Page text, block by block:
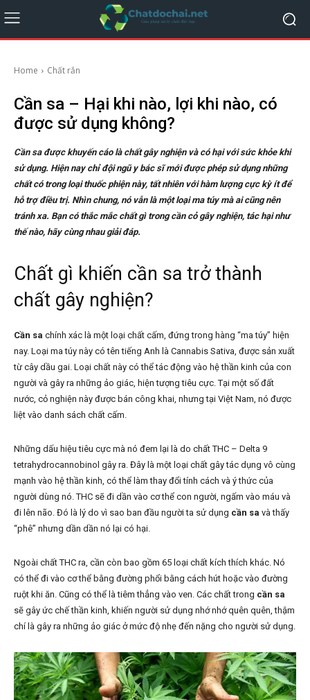
Home Chất rắn
Cần sa – Hại khi nào, lợi khi nào, có
được sử dụng không?
Cần sa được khuyến cáo là chất gây nghiện và có hại với sức khỏe khi
sử dụng. Hiện nay chỉ đội ngũ y bác sĩ mới được phép sử dụng những
chất có trong loại thuốc phiện này, tất nhiên với hàm lượng cực kỳ ít để
hỗ trợ điều trị. Nhìn chung, nó vẫn là một loại ma túy mà ai cũng nên
tránh xa. Bạn có thắc mắc chất gì trong cần cỏ gây nghiện, tác hại như
thế nào, hãy cùng nhau giải đáp.
Chất gì khiến cần sa trở thành
chất gây nghiện?
Cần sa chính xác là một loại chất cấm, đứng trong hàng “ma túy” hiện
nay. Loại ma túy này có tên tiếng Anh là Cannabis Sativa, được sản xuất
từ cây dầu gai. Loại chất này có thể tác động vào hệ thần kinh của con
người và gây ra những ảo giác, hiện tượng tiêu cực. Tại một số đất
nước, cỏ nghiện này được bán công khai, nhưng tại Việt Nam, nó được
liệt vào danh sách chất cấm.
Những dấu hiệu tiêu cực mà nó đem lại là do chất THC – Delta 9
tetrahydrocannobinol gây ra. Đây là một loại chất gây tác dụng vô cùng
mạnh vào hệ thần kinh, có thể làm thay đổi tính cách và ý thức của
người dùng nó. THC sẽ đi dần vào cơ thể con người, ngấm vào máu và
đi lên não. Đó là lý do vì sao ban đầu người ta sử dụng cần sa và thấy
“phê” nhưng dần dần nó lại có hại.
Ngoài chất THC ra, cần còn bao gồm 65 loại chất kích thích khác. Nó
có thể đi vào cơ thể bằng đường phổi bằng cách hút hoặc vào đường
ruột khi ăn. Cũng có thể là tiêm thẳng vào ven. Các chất trong cần sa
sẽ gây ức chế thần kinh, khiến người sử dụng nhớ nhớ quên quên, thậm
chí là gây ra những ảo giác ở mức độ nhẹ đến nặng cho người sử dụng.